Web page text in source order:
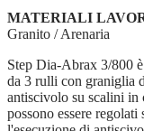
MATERIALI
Granito / Arenaria
Step Dia-Abrax 3/800
da 3 rulli con graniglia
antiscivolo su scalini in
possono essere